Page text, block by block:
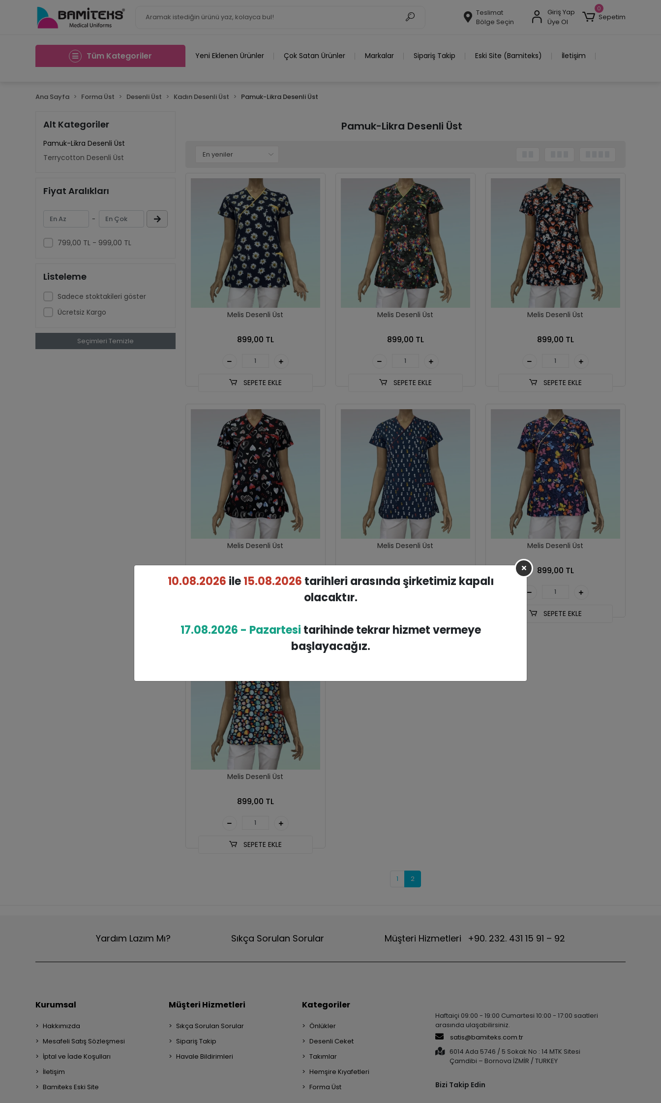
Teslimat
Bölge Seçin
Giriş Yap
Üye Ol
0
Sepetim
Tüm Kategoriler Yeni Eklenen Ürünler Çok Satan Ürünler Markalar Sipariş Takip Eski Site (Bamiteks) İletişim
Ana Sayfa Forma Üst Desenli Üst Kadın Desenli Üst Pamuk-Likra Desenli Üst
Alt Kategoriler
Pamuk-Likra Desenli Üst
Terrycotton Desenli Üst
Fiyat Aralıkları
-
799,00 TL - 999,00 TL
Listeleme
Sadece stoktakileri göster
Ücretsiz Kargo
Seçimleri Temizle
Pamuk-Likra Desenli Üst
Melis Desenli Üst
899,00 TL
SEPETE EKLE
Melis Desenli Üst
899,00 TL
SEPETE EKLE
Melis Desenli Üst
899,00 TL
SEPETE EKLE
Melis Desenli Üst Melis Desenli Üst Melis Desenli Üst
899,00 TL
SEPETE EKLE
Melis Desenli Üst
899,00 TL
SEPETE EKLE
1 2
Yardım Lazım Mı? Sıkça Sorulan Sorular Müşteri Hizmetleri +90. 232. 431 15 91 – 92
Kurumsal
Hakkımızda
Mesafeli Satış Sözleşmesi
İptal ve İade Koşulları
İletişim
Bamiteks Eski Site
Müşteri Hizmetleri
Sıkça Sorulan Sorular
Sipariş Takip
Havale Bildirimleri
Kategoriler
Önlükler
Desenli Ceket
Takımlar
Hemşire Kıyafetleri
Forma Üst
Haftaiçi 09:00 - 19:00 Cumartesi 10:00 - 17:00 saatleri
arasında ulaşabilirsiniz.
satis@bamiteks.com.tr
6014 Ada 5746 / 5 Sokak No : 14 MTK Sitesi
Çamdibi – Bornova İZMİR / TURKEY
Bizi Takip Edin
10.08.2026 ile15.08.2026 tarihleri arasında şirketimiz kapalı
olacaktır.
17.08.2026 - Pazartesi tarihinde tekrar hizmet vermeye
başlayacağız.